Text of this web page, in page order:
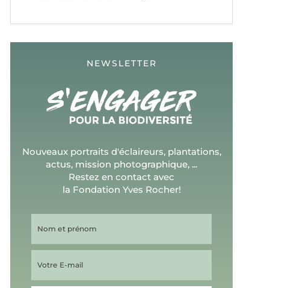
NEWSLETTER
Nouveaux portraits d'éclaireurs, plantations,
actus, mission photographique, ...
Restez en contact avec
la Fondation Yves Rocher!